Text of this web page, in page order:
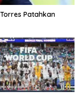
Patahkan